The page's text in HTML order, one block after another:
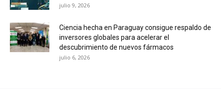
julio 9, 2026
Ciencia hecha en Paraguay consigue respaldo de
inversores globales para acelerar el
descubrimiento de nuevos fármacos
julio 6, 2026